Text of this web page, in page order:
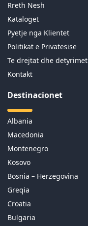
Rreth Nesh
Kataloget
Pyetje nga Klientet
Politikat e Privatesise
Te drejtat dhe detyrimet
Kontakt
Destinacionet
Albania
Macedonia
Montenegro
Kosovo
Bosnia – Herzegovina
Greqia
Croatia
Bulgaria